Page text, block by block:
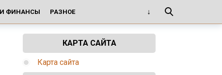
И ФИНАНСЫ РАЗНОЕ
КАРТА САЙТА
Карта сайта